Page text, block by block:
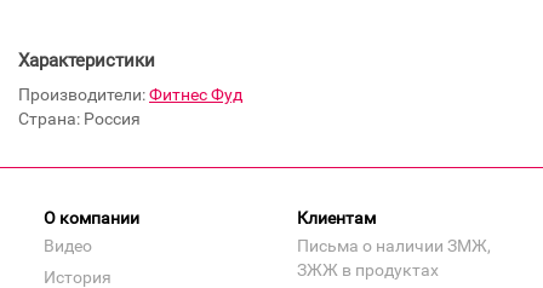
Характеристики
Производители:Фитнес Фуд
Страна: Россия
О компании
Видео
История
Клиентам
Письма о наличии ЗМЖ,
ЗЖЖ в продуктах